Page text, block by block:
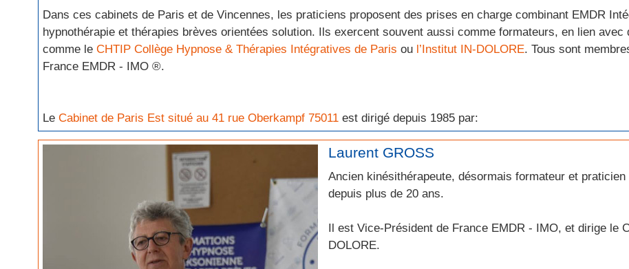
Dans ces cabinets de Paris et de Vincennes, les praticiens proposent des prises en charge combinant EMDR
hypnothérapie et thérapies brèves orientées solution. Ils exercent souvent aussi comme formateurs, en lien avec
comme le CHTIP Collège Hypnose & Thérapies Intégratives de Paris ou l’Institut IN-DOLORE. Tous sont
France EMDR - IMO ®.
Le Cabinet de Paris Est situé au 41 rue Oberkampf 75011 est dirigé depuis 1985 par:
Laurent GROSS
Ancien kinésithérapeute, désormais formateur et
depuis plus de 20 ans.
Il est Vice-Président de France EMDR - IMO, et dirige le
DOLORE.